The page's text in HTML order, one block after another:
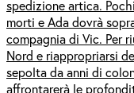
spedizione artica.
morti e Ada dovrà
compagnia di Vic. Per
Nord e riappropriarsi
sepolta da anni di
affrontarerà le